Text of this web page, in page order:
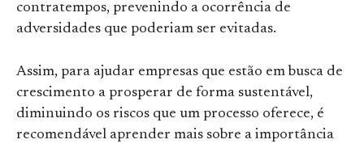
contratempos, prevenindo a ocorrência de
adversidades que poderiam ser evitadas.
Assim, para ajudar empresas que estão em busca de
crescimento a prosperar de forma sustentável,
diminuindo os riscos que um processo oferece, é
recomendável aprender mais sobre a importância